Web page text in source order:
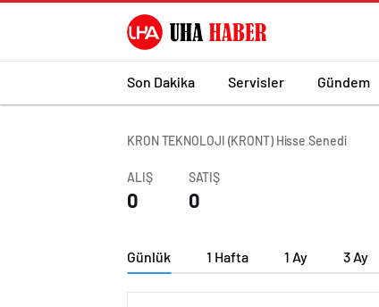
Son Dakika Servisler Gündem
KRON TEKNOLOJI (KRONT) Hisse Senedi
ALIŞ
0
SATIŞ
0
Günlük 1 Hafta 1 Ay 3 Ay